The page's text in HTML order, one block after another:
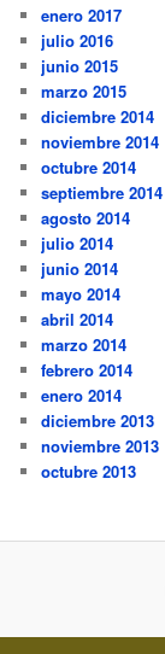
enero 2017
julio 2016
junio 2015
marzo 2015
diciembre 2014
noviembre 2014
octubre 2014
septiembre 2014
agosto 2014
julio 2014
junio 2014
mayo 2014
abril 2014
marzo 2014
febrero 2014
enero 2014
diciembre 2013
noviembre 2013
octubre 2013